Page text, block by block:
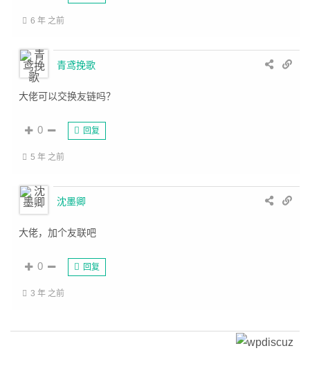
6 年 之前
青鸢挽歌
大佬可以交换友链吗？
0 回复
5 年 之前
沈墨卿
大佬，加个友联吧
0 回复
3 年 之前